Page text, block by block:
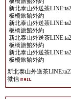
新北泰山外送茶
板橋旅館外約
新北泰山外送茶
板橋旅館外約
新北泰山外送茶
板橋旅館外約
新北泰山外送茶
板橋旅館外約
新北泰山外送茶
微信